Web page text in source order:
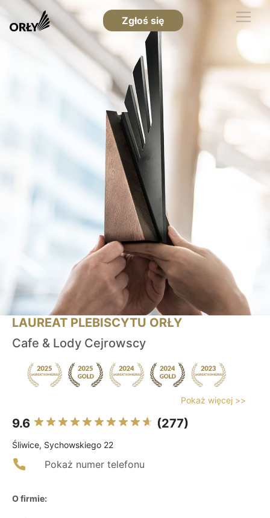
Zgłoś się
LAUREAT PLEBISCYTU ORŁY
Cafe & Lody Cejrowscy
Pokaż więcej >>
9.6 (277)
Śliwice, Sychowskiego 22
Pokaż numer telefonu
O firmie: